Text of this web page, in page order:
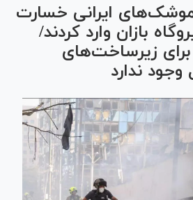
ایرانی خسارت
بازان وارد کردند/
زیرساخت‌های
وجود ندارد